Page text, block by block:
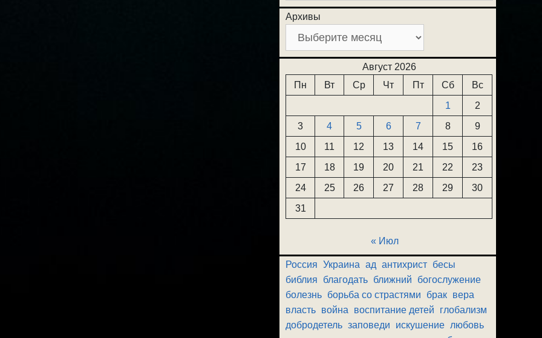
Архивы
Август 2026
Пн
Вт Ср Чт Пт Сб
Вс
1
2
3
4 5 6 7 8
9
10
11 12 13 14 15
16
17
18 19 20 21 22
23
24
25 26 27 28 29
30
31
« Июл
Россия Украина ад антихрист бесы
библия
благодать ближний
богослужение
болезнь борьба со страстями брак вера
власть война воспитание детей
глобализм
добродетель заповеди искушение любовь